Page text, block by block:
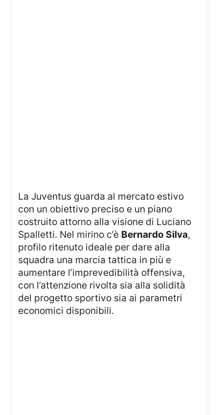
La Juventus guarda al mercato estivo
con un obiettivo preciso e un piano
costruito attorno alla visione di Luciano
Spalletti. Nel mirino c’è Bernardo Silva,
profilo ritenuto ideale per dare alla
squadra una marcia tattica in più e
aumentare l’imprevedibilità offensiva,
con l’attenzione rivolta sia alla solidità
del progetto sportivo sia ai parametri
economici disponibili.